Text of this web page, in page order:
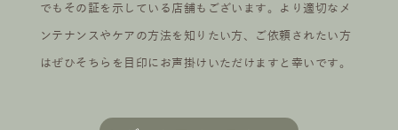
でもその証を示している店舗もございます。より適切なメ
ンテナンスやケアの方法を知りたい方、ご依頼されたい方
はぜひそちらを目印にお声掛けいただけますと幸いです。